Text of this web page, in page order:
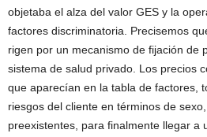
objetaba el alza del valor GES y la
factores discriminatoria. Precisemos
rigen por un mecanismo de fijación de
sistema de salud privado. Los precios
que aparecían en la tabla de factores,
riesgos del cliente en términos de
preexistentes, para finalmente llegar a